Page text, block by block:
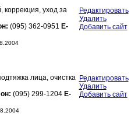
коррекция, уход за
(095) 362-0951 E-
Редактировать
Удалить
Добавить сайт
лица, очистка
(095) 299-1204 E-
Редактировать
Удалить
Добавить сайт